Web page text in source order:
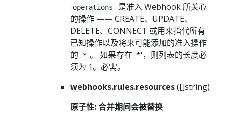
operations
是准入 Webhook 所关心
的操作 —— CREATE、UPDATE、
DELETE、CONNECT 或用来指代所有
已知操作以及将来可能添加的准入操作
的
* 。 如果存在 '*'，则列表的长度必
须为 1。必需。
webhooks.rules.resources([]string)
原子性: 合并期间会被替换